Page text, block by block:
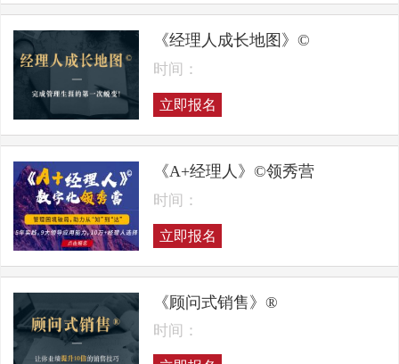
《经理人成长地图》©
时间：
立即报名
《A+经理人》©领秀营
时间：
立即报名
《顾问式销售》®
时间：